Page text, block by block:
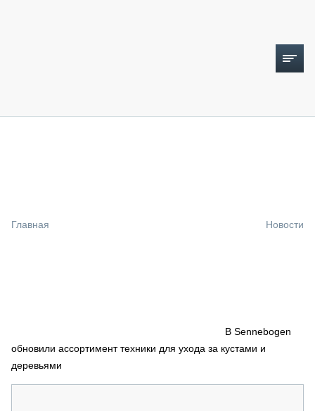
СПЕЦПРОЕКТЫ
МЕРОПРИЯТИЯ
СТАТЬИ ПО КАТЕГОРИЯМ ТЕХНИКИ
Главная Новости
В Sennebogen
обновили ассортимент техники для ухода за кустами и
деревьями